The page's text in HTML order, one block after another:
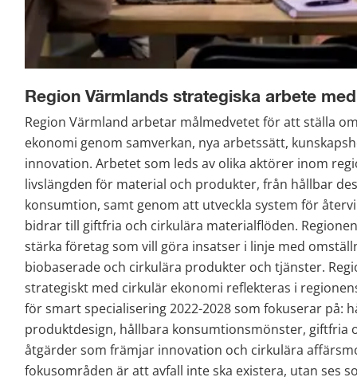
Region Värmlands strategiska arbete
Region Värmland arbetar målmedvetet för att ställa
ekonomi genom samverkan, nya arbetssätt,
innovation. Arbetet som leds av olika aktörer inom
livslängden för material och produkter, från hållbar
konsumtion, samt genom att utveckla system för
bidrar till giftfria och cirkulära materialflöden.
stärka företag som vill göra insatser i linje med
biobaserade och cirkulära produkter och tjänster.
strategiskt med cirkulär ekonomi reflekteras i
för smart specialisering 2022-2028 som fokuserar på:
produktdesign, hållbara konsumtionsmönster, giftfria
åtgärder som främjar innovation och cirkulära
fokusområden är att avfall inte ska existera, utan ses